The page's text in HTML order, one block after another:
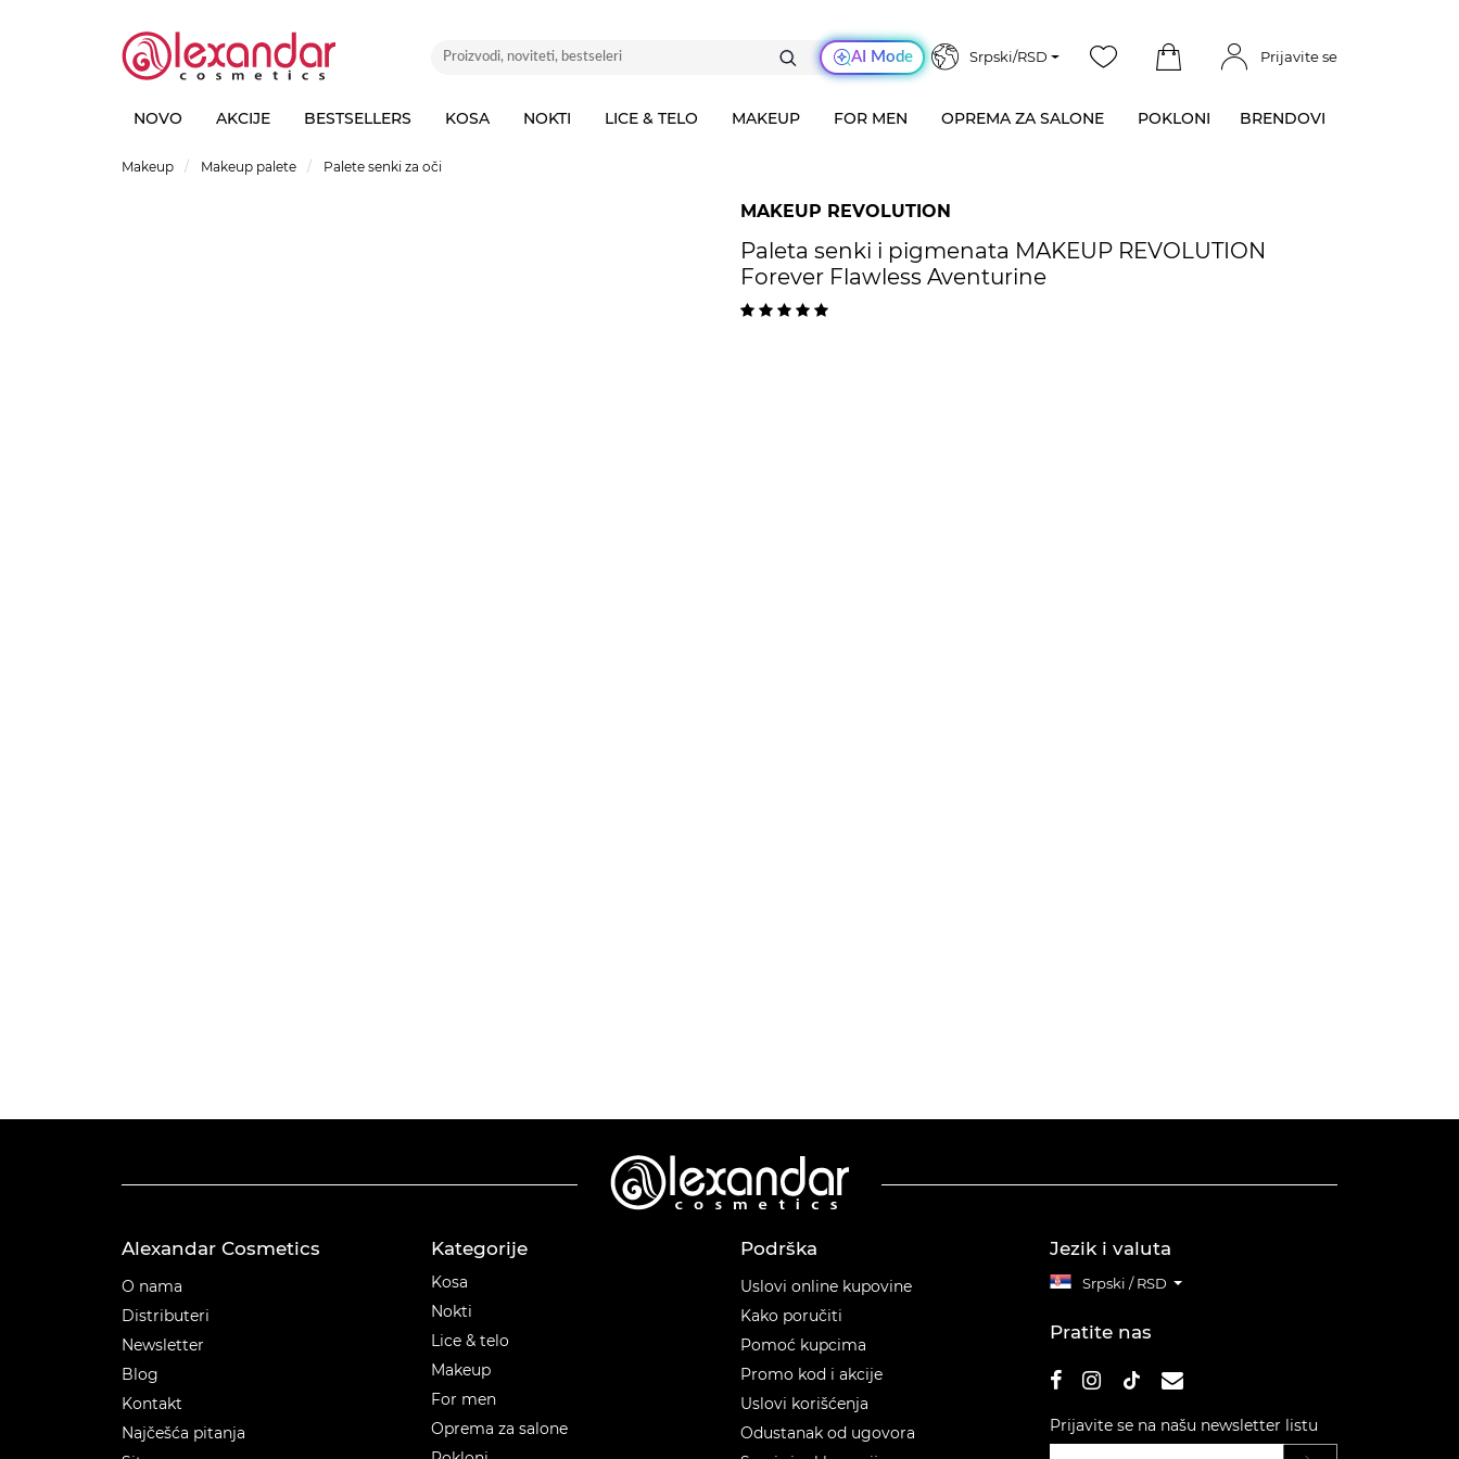
AI Mode Srpski/RSD Prijavite se
NOVO AKCIJE BESTSELLERS KOSA NOKTI LICE & TELO MAKEUP FOR MEN OPREMA ZA SALONE POKLONI BRENDOVI
Makeup Makeup palete Palete senki za oči
MAKEUP REVOLUTION
Paleta senki i pigmenata MAKEUP REVOLUTION
Forever Flawless Aventurine
Alexandar Cosmetics
O nama
Distributeri
Newsletter
Blog
Kontakt
Najčešća pitanja
Kategorije
Kosa
Nokti
Lice & telo
Makeup
For men
Oprema za salone
Podrška
Uslovi online kupovine
Kako poručiti
Pomoć kupcima
Promo kod i akcije
Uslovi korišćenja
Odustanak od ugovora
Jezik i valuta
Srpski / RSD
Pratite nas
Prijavite se na našu newsletter listu